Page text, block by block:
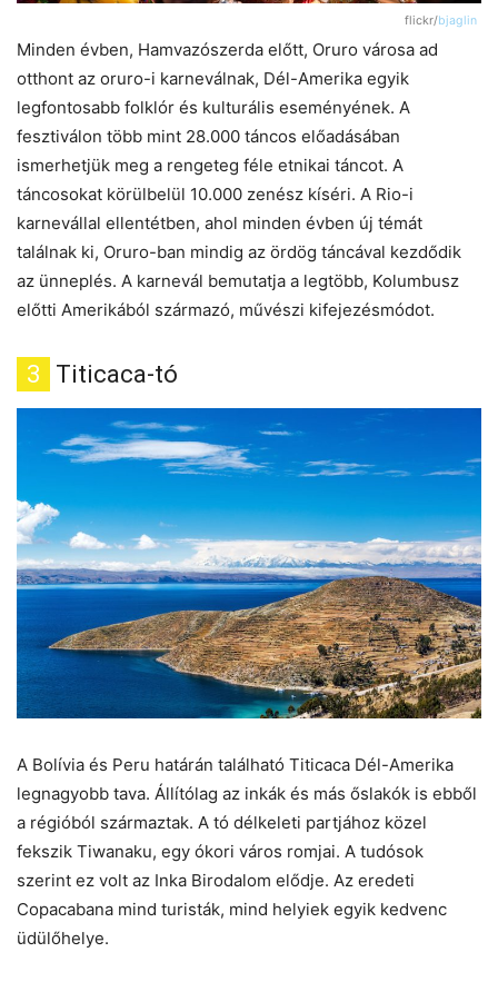
flickr/bjaglin
Minden évben, Hamvazószerda előtt, Oruro városa ad
otthont az oruro-i karneválnak, Dél-Amerika egyik
legfontosabb folklór és kulturális eseményének. A
fesztiválon több mint 28.000 táncos előadásában
ismerhetjük meg a rengeteg féle etnikai táncot. A
táncosokat körülbelül 10.000 zenész kíséri. A Rio-i
karnevállal ellentétben, ahol minden évben új témát
találnak ki, Oruro-ban mindig az ördög táncával kezdődik
az ünneplés. A karnevál bemutatja a legtöbb, Kolumbusz
előtti Amerikából származó, művészi kifejezésmódot.
3 Titicaca-tó
A Bolívia és Peru határán található Titicaca Dél-Amerika
legnagyobb tava. Állítólag az inkák és más őslakók is ebből
a régióból származtak. A tó délkeleti partjához közel
fekszik Tiwanaku, egy ókori város romjai. A tudósok
szerint ez volt az Inka Birodalom elődje. Az eredeti
Copacabana mind turisták, mind helyiek egyik kedvenc
üdülőhelye.